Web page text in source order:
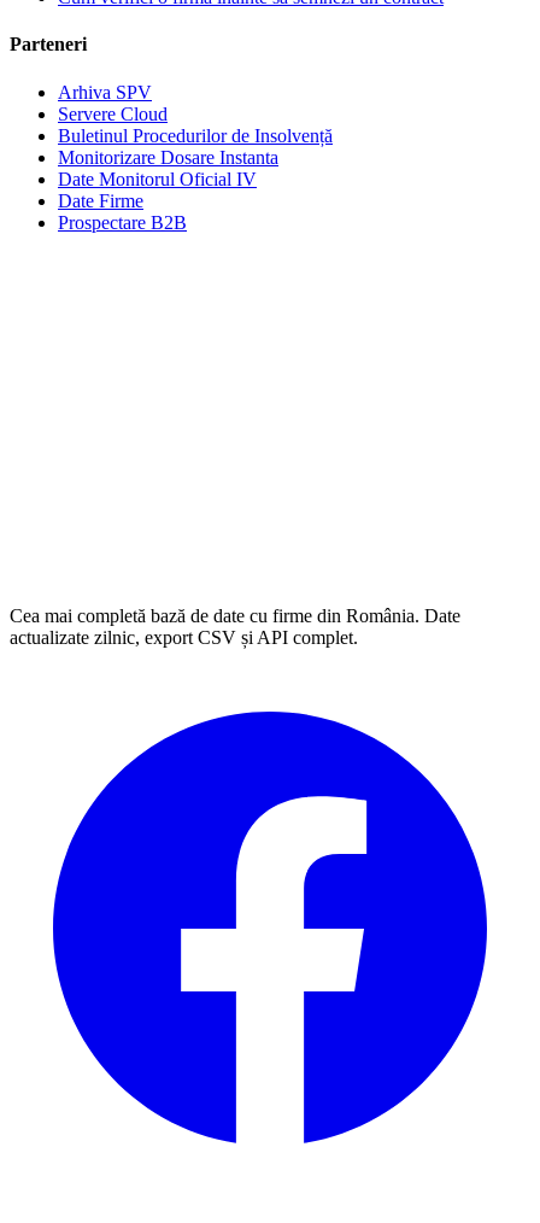
Parteneri
Arhiva SPV
Servere Cloud
Buletinul Procedurilor de Insolvență
Monitorizare Dosare Instanta
Date Monitorul Oficial IV
Date Firme
Prospectare B2B
Cea mai completă bază de date cu firme din România. Date
actualizate zilnic, export CSV și API complet.